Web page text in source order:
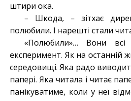
штири ока.
– Шкода, – зітхає
полюбили. І нарешті стали
«Полюбили»… Вони всі
експеримент. Як на останній
середовищі. Яка радо
папері. Яка читала і читає
панікуватиме, коли у неї